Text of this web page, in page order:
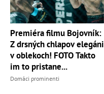
Premiéra filmu Bojovník:
Z drsných chlapov elegáni
v oblekoch! FOTO Takto
im to pristane...
Domáci prominenti